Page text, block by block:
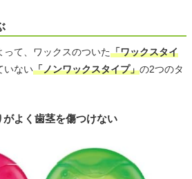
て、ワックスのついた「ワックスタイ
いない「ノンワックスタイプ」の2つのタ
よく歯茎を傷つけない